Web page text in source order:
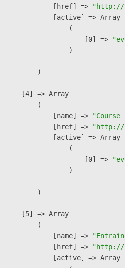
            [href] =>
"http://
            [active] => Array
                (
                    [0] =>
                )
        )
    [4] => Array
        (
            [name] =>
            [href] =>
"http://
            [active] => Array
                (
                    [0] =>
                )
        )
    [5] => Array
        (
            [name] =>
            [href] =>
"http://
            [active] => Array